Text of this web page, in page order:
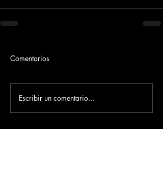
Comentarios
Escribir un comentario...